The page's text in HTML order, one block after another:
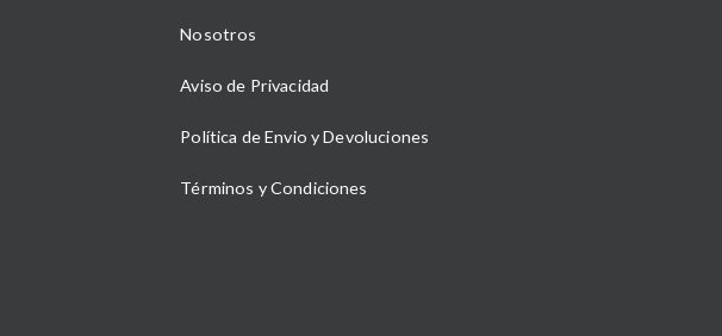
Nosotros
Aviso de Privacidad
Política de Envio y Devoluciones
Términos y Condiciones